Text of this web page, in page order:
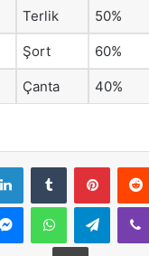
Terlik 50%
Şort 60%
Çanta 40%
LinkedInTumblr
MessengerWhatsApp
Yazdır